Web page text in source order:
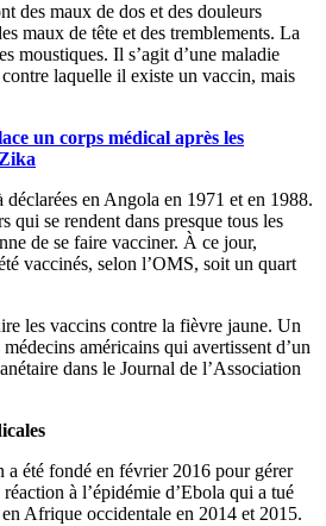
des maux de dos et des douleurs
maux de tête et des tremblements. La
moustiques. Il s’agit d’une maladie
laquelle il existe un vaccin, mais
un corps médical après les
déclarées en Angola en 1971 et en 1988.
qui se rendent dans presque tous les
de se faire vacciner. À ce jour,
vaccinés, selon l’OMS, soit un quart
les vaccins contre la fièvre jaune. Un
américains qui avertissent d’un
dans le Journal de l’Association
a été fondé en février 2016 pour gérer
à l’épidémie d’Ebola qui a tué
Afrique occidentale en 2014 et 2015.